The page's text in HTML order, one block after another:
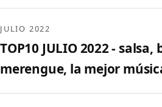
JULIO 2022
TOP10 JULIO 2022 - salsa,
merengue, la mejor